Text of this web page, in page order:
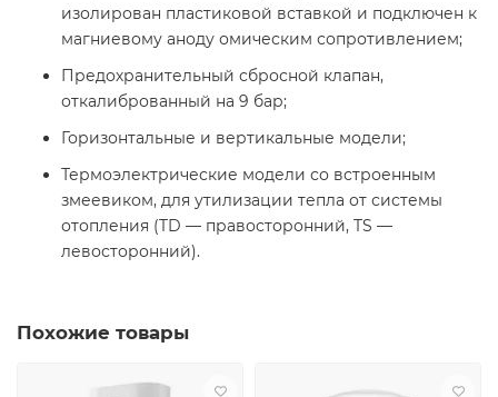
изолирован пластиковой вставкой и подключен к
магниевому аноду омическим сопротивлением;
Предохранительный сбросной клапан,
откалиброванный на 9 бар;
Горизонтальные и вертикальные модели;
Термоэлектрические модели со встроенным
змеевиком, для утилизации тепла от системы
отопления (TD — правосторонний, TS —
левосторонний).
Похожие товары